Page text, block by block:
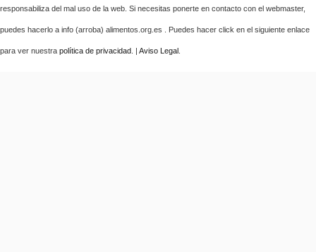
responsabiliza del mal uso de la web. Si necesitas ponerte en contacto con el webmaster,
puedes hacerlo a info (arroba) alimentos.org.es . Puedes hacer click en el siguiente enlace
para ver nuestra política de privacidad . | Aviso Legal